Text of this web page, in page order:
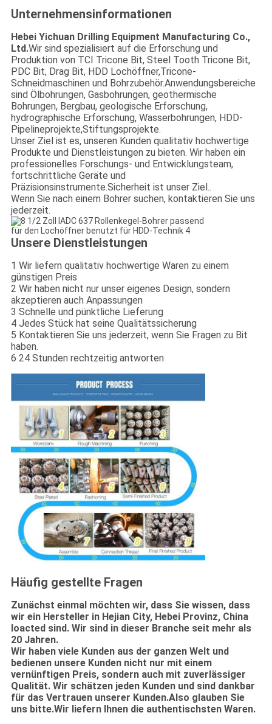
Unternehmensinformationen
Hebei Yichuan Drilling Equipment Manufacturing Co.,
Ltd.Wir sind spezialisiert auf die Erforschung und
Produktion von TCI Tricone Bit, Steel Tooth Tricone Bit,
PDC Bit, Drag Bit, HDD Lochöffner,Tricone-
Schneidmaschinen und Bohrzubehör.Anwendungsbereiche
sind Ölbohrungen, Gasbohrungen, geothermische
Bohrungen, Bergbau, geologische Erforschung,
hydrographische Erforschung, Wasserbohrungen, HDD-
Pipelineprojekte,Stiftungsprojekte.
Unser Ziel ist es, unseren Kunden qualitativ hochwertige
Produkte und Dienstleistungen zu bieten. Wir haben ein
professionelles Forschungs- und Entwicklungsteam,
fortschrittliche Geräte und
Präzisionsinstrumente.Sicherheit ist unser Ziel..
Wenn Sie nach einem Bohrer suchen, kontaktieren Sie uns
jederzeit.
Unsere Dienstleistungen
1 Wir liefern qualitativ hochwertige Waren zu einem
günstigen Preis
2 Wir haben nicht nur unser eigenes Design, sondern
akzeptieren auch Anpassungen
3 Schnelle und pünktliche Lieferung
4 Jedes Stück hat seine Qualitätssicherung
5 Kontaktieren Sie uns jederzeit, wenn Sie Fragen zu Bit
haben.
6 24 Stunden rechtzeitig antworten
Häufig gestellte Fragen
Zunächst einmal möchten wir, dass Sie wissen, dass
wir ein Hersteller in Hejian City, Hebei Provinz, China
loacted sind. Wir sind in dieser Branche seit mehr als
20 Jahren.
Wir haben viele Kunden aus der ganzen Welt und
bedienen unsere Kunden nicht nur mit einem
vernünftigen Preis, sondern auch mit zuverlässiger
Qualität. Wir schätzen jeden Kunden und sind dankbar
für das Vertrauen unserer Kunden.Also glauben Sie
uns bitte.Wir liefern Ihnen die authentischsten Waren.